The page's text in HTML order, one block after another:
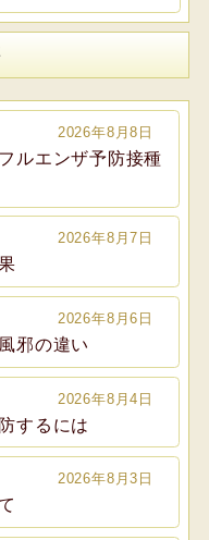
2026年8月8日
ルエンザ予防接種
2026年8月7日
2026年8月6日
邪の違い
2026年8月4日
するには
2026年8月3日